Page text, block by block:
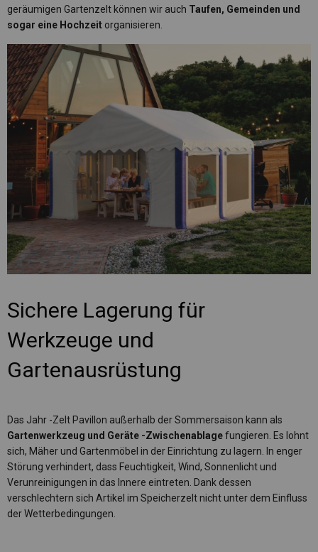
geräumigen Gartenzelt können wir auch Taufen, Gemeinden und
sogar eine Hochzeit organisieren.
Sichere Lagerung für
Werkzeuge und
Gartenausrüstung
Das Jahr -Zelt Pavillon außerhalb der Sommersaison kann als
Gartenwerkzeug und Geräte -Zwischenablagefungieren. Es lohnt
sich, Mäher und Gartenmöbel in der Einrichtung zu lagern. In enger
Störung verhindert, dass Feuchtigkeit, Wind, Sonnenlicht und
Verunreinigungen in das Innere eintreten. Dank dessen
verschlechtern sich Artikel im Speicherzelt nicht unter dem Einfluss
der Wetterbedingungen.